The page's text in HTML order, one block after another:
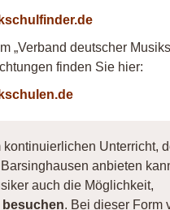
„Verband deutscher
finden Sie hier:
kontinuierlichen Unterricht,
anbieten
auch die Möglichkeit,
. Bei dieser Form